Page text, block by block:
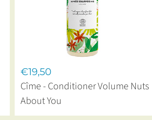
€19,50
Cîme - Conditioner Volume Nuts
About You